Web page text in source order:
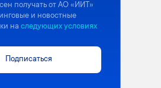
получать от АО «ИИТ»
и новостные
на следующих условиях
Подписаться